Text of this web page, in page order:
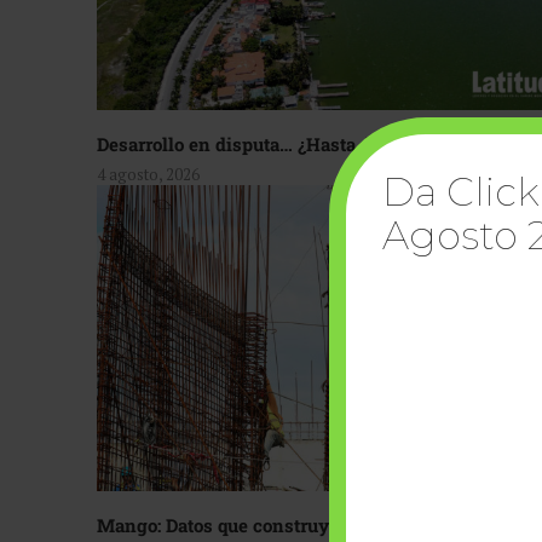
Desarrollo en disputa… ¿Hasta dónde crecer?
4 agosto, 2026
Mango: Datos que construyen confianza
Da
Agosto